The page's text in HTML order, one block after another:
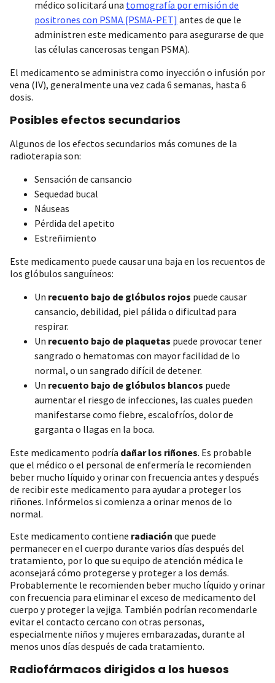
médico solicitará una tomografía por emisión de
positrones con PSMA [PSMA-PET] antes de que le
administren este medicamento para asegurarse de que
las células cancerosas tengan PSMA).
El medicamento se administra como inyección o infusión por
vena (IV), generalmente una vez cada 6 semanas, hasta 6
dosis.
Posibles efectos secundarios
Algunos de los efectos secundarios más comunes de la
radioterapia son:
Sensación de cansancio
Sequedad bucal
Náuseas
Pérdida del apetito
Estreñimiento
Este medicamento puede causar una baja en los recuentos de
los glóbulos sanguíneos:
Un recuento bajo de glóbulos rojos puede causar
cansancio, debilidad, piel pálida o dificultad para
respirar.
Un recuento bajo de plaquetas puede provocar tener
sangrado o hematomas con mayor facilidad de lo
normal, o un sangrado difícil de detener.
Un recuento bajo de glóbulos blancos puede
aumentar el riesgo de infecciones, las cuales pueden
manifestarse como fiebre, escalofríos, dolor de
garganta o llagas en la boca.
Este medicamento podría dañar los riñones. Es probable
que el médico o el personal de enfermería le recomienden
beber mucho líquido y orinar con frecuencia antes y después
de recibir este medicamento para ayudar a proteger los
riñones. Infórmelos si comienza a orinar menos de lo
normal.
Este medicamento contiene radiación que puede
permanecer en el cuerpo durante varios días después del
tratamiento, por lo que su equipo de atención médica le
aconsejará cómo protegerse y proteger a los demás.
Probablemente le recomienden beber mucho líquido y orinar
con frecuencia para eliminar el exceso de medicamento del
cuerpo y proteger la vejiga. También podrían recomendarle
evitar el contacto cercano con otras personas,
especialmente niños y mujeres embarazadas, durante al
menos unos días después de cada tratamiento.
Radiofármacos dirigidos a los huesos